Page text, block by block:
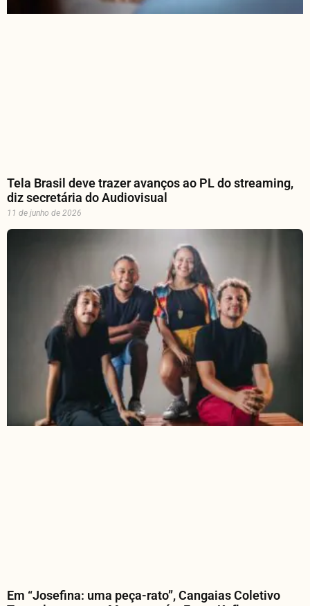
Tela Brasil deve trazer avanços ao PL do streaming,
diz secretária do Audiovisual
11 de junho de 2026
Em “Josefina: uma peça-rato”, Cangaias Coletivo